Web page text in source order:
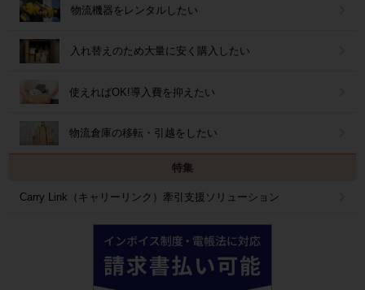
物流機器をレンタルしたい
入れ替えのため大量に安く購入したい
使えればOK!導入費を抑えたい
物流倉庫の移転・引越をしたい
特集
Carry Link（キャリーリンク）牽引支援ソリューション